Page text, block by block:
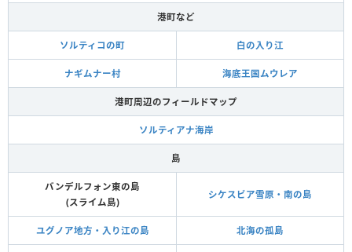
港町など
ソルティコの町 白の入り江
ナギムナー村 海底王国ムウレア
港町周辺のフィールドマップ
ソルティアナ海岸
島
バンデルフォン東の島
(スライム島)
シケスビア雪原・南の島
ユグノア地方・入り江の島 北海の孤島